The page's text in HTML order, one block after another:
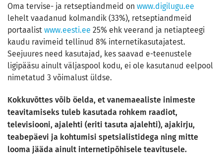
Oma tervise- ja retseptiandmeid on www.digilugu.ee
lehelt vaadanud kolmandik (33%), retseptiandmeid
portaalistwww.eesti.ee 25% ehk veerand ja netiapteegi
kaudu ravimeid tellinud 8% internetikasutajatest.
Seejuures need kasutajad, kes saavad e-teenustele
ligipääsu ainult väljaspool kodu, ei ole kasutanud eelpool
nimetatud 3 võimalust üldse.
Kokkuvõttes võib öelda, et vanemaealiste inimeste
teavitamiseks tuleb kasutada rohkem raadiot,
televisiooni, ajalehti (eriti tasuta ajalehti), ajakirju,
teabepäevi ja kohtumisi spetsialistidega ning mitte
looma jääda ainult internetipõhisele teavitusele.